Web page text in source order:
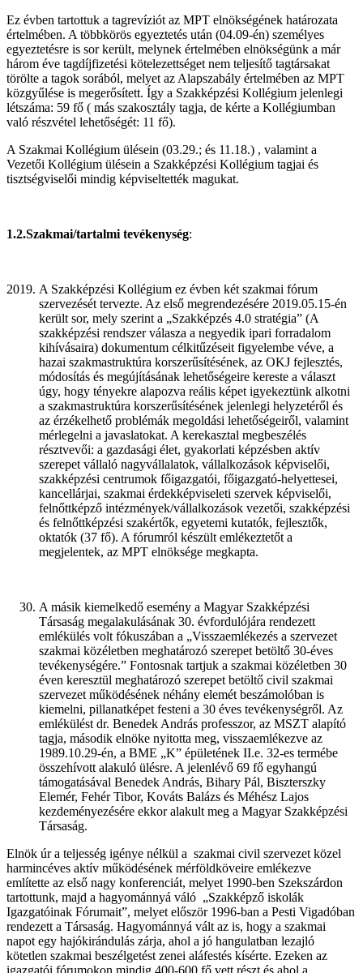
Ez évben tartottuk a tagrevíziót az MPT elnökségének határozata
értelmében. A többkörös egyeztetés után (04.09-én) személyes
egyeztetésre is sor került, melynek értelmében elnökségünk a már
három éve tagdíjfizetési kötelezettséget nem teljesítő tagtársakat
törölte a tagok sorából, melyet az Alapszabály értelmében az MPT
közgyűlése is megerősített. Így a Szakképzési Kollégium jelenlegi
létszáma: 59 fő ( más szakosztály tagja, de kérte a Kollégiumban
való részvétel lehetőségét: 11 fő).
A Szakmai Kollégium ülésein (03.29.; és 11.18.) , valamint a
Vezetői Kollégium ülésein a Szakképzési Kollégium tagjai és
tisztségviselői mindig képviseltették magukat.
1.2.Szakmai/tartalmi tevékenység:
A Szakképzési Kollégium ez évben két szakmai fórum
szervezését tervezte. Az első megrendezésére 2019.05.15-én
került sor, mely szerint a „Szakképzés 4.0 stratégia” (A
szakképzési rendszer válasza a negyedik ipari forradalom
kihívásaira) dokumentum célkitűzéseit figyelembe véve, a
hazai szakmastruktúra korszerűsítésének, az OKJ fejlesztés,
módosítás és megújításának lehetőségeire kereste a választ
úgy, hogy tényekre alapozva reális képet igyekeztünk alkotni
a szakmastruktúra korszerűsítésének jelenlegi helyzetéről és
az érzékelhető problémák megoldási lehetőségeiről, valamint
mérlegelni a javaslatokat. A kerekasztal megbeszélés
résztvevői: a gazdasági élet, gyakorlati képzésben aktív
szerepet vállaló nagyvállalatok, vállalkozások képviselői,
szakképzési centrumok főigazgatói, főigazgató-helyettesei,
kancellárjai, szakmai érdekképviseleti szervek képviselői,
felnőttképző intézmények/vállalkozások vezetői, szakképzési
és felnőttképzési szakértők, egyetemi kutatók, fejlesztők,
oktatók (37 fő). A fórumról készült emlékeztetőt a
megjelentek, az MPT elnöksége megkapta.
A másik kiemelkedő esemény a Magyar Szakképzési
Társaság megalakulásának 30. évfordulójára rendezett
emlékülés volt fókuszában a „Visszaemlékezés a szervezet
szakmai közéletben meghatározó szerepet betöltő 30-éves
tevékenységére.” Fontosnak tartjuk a szakmai közéletben 30
éven keresztül meghatározó szerepet betöltő civil szakmai
szervezet működésének néhány elemét beszámolóban is
kiemelni, pillanatképet festeni a 30 éves tevékenységről. Az
emlékülést dr. Benedek András professzor, az MSZT alapító
tagja, második elnöke nyitotta meg, visszaemlékezve az
1989.10.29-én, a BME „K” épületének II.e. 32-es termébe
összehívott alakuló ülésre. A jelenlévő 69 fő egyhangú
támogatásával Benedek András, Bihary Pál, Biszterszky
Elemér, Fehér Tibor, Kováts Balázs és Méhész Lajos
kezdeményezésére ekkor alakult meg a Magyar Szakképzési
Társaság.
Elnök úr a teljesség igénye nélkül a szakmai civil szervezet közel
harmincéves aktív működésének mérföldköveire emlékezve
említette az első nagy konferenciát, melyet 1990-ben Szekszárdon
tartottunk, majd a hagyománnyá váló „Szakképző iskolák
Igazgatóinak Fórumait”, melyet először 1996-ban a Pesti Vigadóban
rendezett a Társaság. Hagyománnyá vált az is, hogy a szakmai
napot egy hajókirándulás zárja, ahol a jó hangulatban lezajló
kötetlen szakmai beszélgetést zenei aláfestés kísérte. Ezeken az
igazgatói fórumokon mindig 400-600 fő vett részt és ahol a